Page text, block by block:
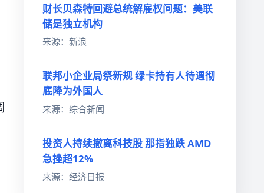
财长贝森特回避总统解雇权问题：美联
储是独立机构
来源：新浪
联邦小企业局祭新规 绿卡持有人待遇彻
底降为外国人
来源：综合新闻
投资人持续撤离科技股 那指独跌 AMD
急挫超12%
来源：经济日报